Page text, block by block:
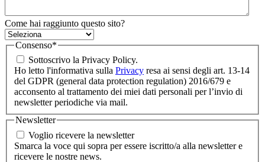
Come hai raggiunto questo sito?
Consenso*
Sottoscrivo la Privacy Policy.
Ho letto l'informativa sulla Privacy resa ai sensi degli art. 13-14
del GDPR (general data protection regulation) 2016/679 e
acconsento al trattamento dei miei dati personali per l’invio di
newsletter periodiche via mail.
Newsletter
Voglio ricevere la newsletter
Smarca la voce qui sopra per essere iscritto/a alla newsletter e
ricevere le nostre news.